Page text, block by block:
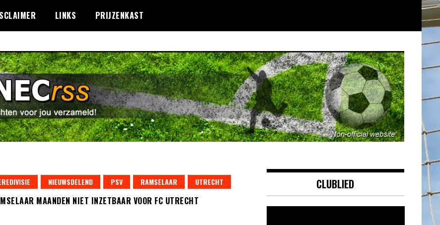
LINKS PRIJZENKAST
NIEUWSDELEND PSV RAMSELAAR UTRECHT
MAANDEN NIET INZETBAAR VOOR FC UTRECHT
CLUBLIED